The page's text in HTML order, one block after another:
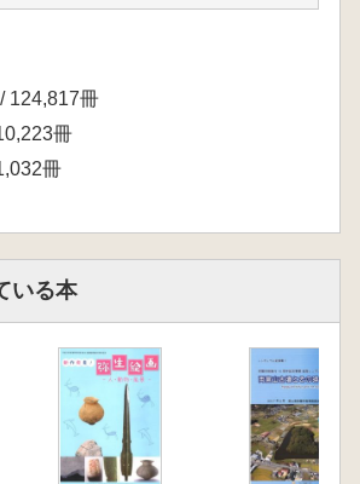
朝鮮半島一上町台地北端を舞台
との交渉―
ト
124,817冊
冊
冊
いる本